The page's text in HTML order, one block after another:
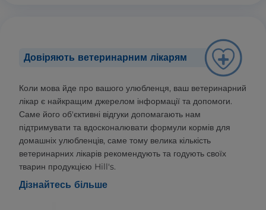
Довіряють ветеринарним лікарям
Коли мова йде про вашого улюбленця, ваш ветеринарний
лікар є найкращим джерелом інформації та допомоги.
Саме його об'єктивні відгуки допомагають нам
підтримувати та вдосконалювати формули кормів для
домашніх улюбленців, саме тому велика кількість
ветеринарних лікарів рекомендують та годують своїх
тварин продукцією Hill's.
Дізнайтесь більше